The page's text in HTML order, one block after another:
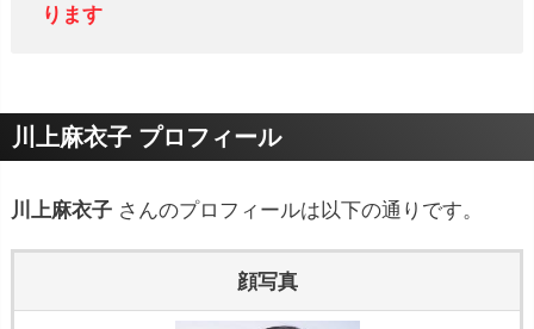
ります
川上麻衣子 プロフィール
川上麻衣子 さんのプロフィールは以下の通りです。
顔写真